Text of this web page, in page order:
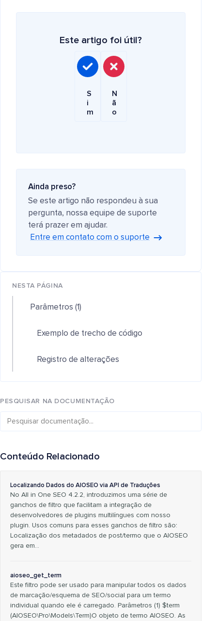
Este artigo foi útil?
S
i
m
N
ã
o
Ainda preso?
Se este artigo não respondeu à sua
pergunta, nossa equipe de suporte
terá prazer em ajudar.
Entre em contato com o suporte
NESTA PÁGINA
Parâmetros (1)
Exemplo de trecho de código
Registro de alterações
PESQUISAR NA DOCUMENTAÇÃO
Conteúdo Relacionado
Localizando Dados do AIOSEO via API de Traduções
No All in One SEO 4.2.2, introduzimos uma série de
ganchos de filtro que facilitam a integração de
desenvolvedores de plugins multilíngues com nosso
plugin. Usos comuns para esses ganchos de filtro são:
Localização dos metadados de post/termo que o AIOSEO
gera em…
aioseo_get_term
Este filtro pode ser usado para manipular todos os dados
de marcação/esquema de SEO/social para um termo
individual quando ele é carregado. Parâmetros (1) $term
(AIOSEO\Pro\Models\Term)O objeto de termo AIOSEO. As